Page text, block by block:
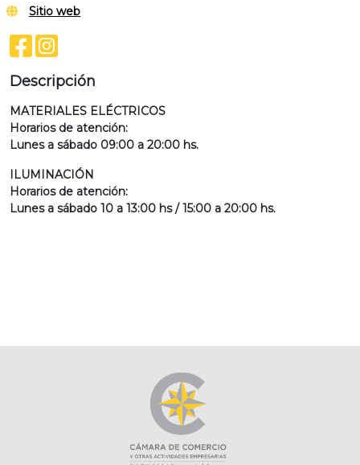
Sitio web
Descripción
MATERIALES ELÉCTRICOS
Horarios de atención:
Lunes a sábado 09:00 a 20:00 hs.
ILUMINACIÓN
Horarios de atención:
Lunes a sábado 10 a 13:00 hs / 15:00 a 20:00 hs.